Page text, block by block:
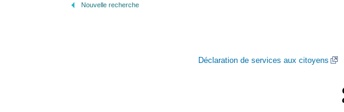
Nouvelle recherche
Déclaration de services aux citoyens